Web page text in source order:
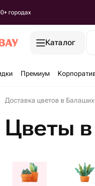
городах
Каталог
Премиум
Доставка цветов в
Цветы